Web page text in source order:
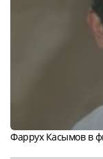
Фаррух Касымов в